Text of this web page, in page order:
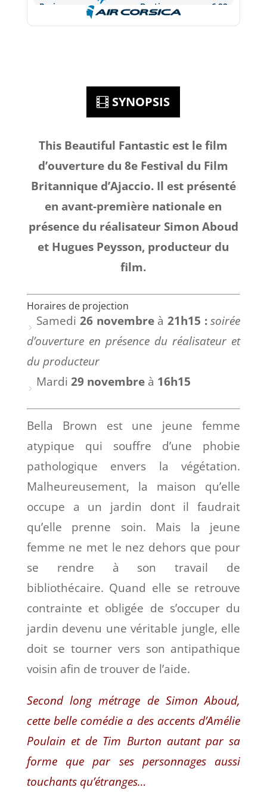
SYNOPSIS
This Beautiful Fantastic est le film
d’ouverture du 8e Festival du Film
Britannique d’Ajaccio. Il est présenté
en avant-première nationale en
présence du réalisateur Simon Aboud
et Hugues Peysson, producteur du
film.
Horaires de projection
Samedi26 novembreà 21h15 :soirée
d’ouverture en présence du réalisateur et
du producteur
Mardi 29 novembreà 16h15
Bella Brown est une jeune femme
atypique qui souffre d’une phobie
pathologique envers la végétation.
Malheureusement, la maison qu’elle
occupe a un jardin dont il faudrait
qu’elle prenne soin. Mais la jeune
femme ne met le nez dehors que pour
se rendre à son travail de
bibliothécaire. Quand elle se retrouve
contrainte et obligée de s’occuper du
jardin devenu une véritable jungle, elle
doit se tourner vers son antipathique
voisin afin de trouver de l’aide.
Second long métrage de Simon Aboud,
cette belle comédie a des accents d’Amélie
Poulain et de Tim Burton autant par sa
forme que par ses personnages aussi
touchants qu’étranges…